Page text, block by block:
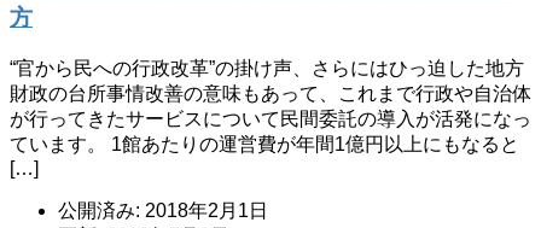
方
“官から民への行政改革”の掛け声、さらにはひっ迫した地方
財政の台所事情改善の意味もあって、これまで行政や自治体
が行ってきたサービスについて民間委託の導入が活発になっ
ています。 1館あたりの運営費が年間1億円以上にもなると
[…]
公開済み: 2018年2月1日